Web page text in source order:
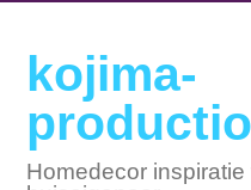
kojima-
Homedecor